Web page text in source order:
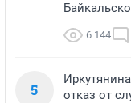
6 144
5
отказ от